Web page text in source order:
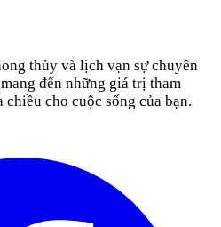
thủy và lịch vạn sự chuyên
đến những giá trị tham
cho cuộc sống của bạn.